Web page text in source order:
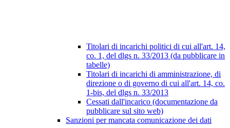
Titolari di incarichi politici di cui all'art. 14,
co. 1, del dlgs n. 33/2013 (da pubblicare in
tabelle)
Titolari di incarichi di amministrazione, di
direzione o di governo di cui all'art. 14, co.
1-bis, del dlgs n. 33/2013
Cessati dall'incarico (documentazione da
pubblicare sul sito web)
Sanzioni per mancata comunicazione dei dati